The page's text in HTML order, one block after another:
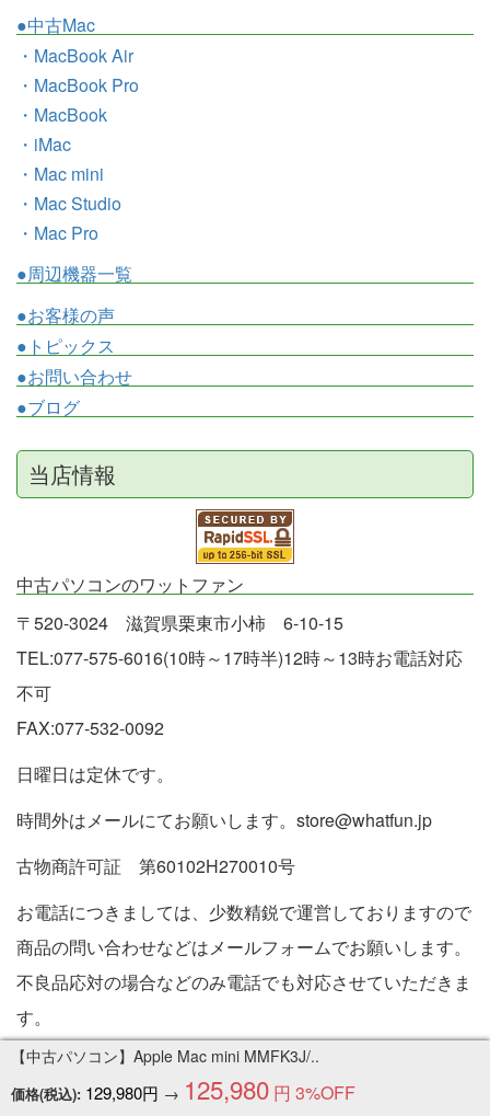
【中古パソコン】Apple Mac mini MMFK3J/..
価格(税込): 129,980円 → 125,980 円 3%OFF
●中古Mac
・MacBook Air
・MacBook Pro
・MacBook
・iMac
・Mac mini
・Mac Studio
・Mac Pro
●周辺機器一覧
●お客様の声
●トピックス
●お問い合わせ
●ブログ
当店情報
中古パソコンのワットファン
〒520-3024 滋賀県栗東市小柿 6-10-15
TEL:077-575-6016(10時～17時半)12時～13時お電話対応
不可
FAX:077-532-0092
日曜日は定休です。
時間外はメールにてお願いします。store@whatfun.jp
古物商許可証 第60102H270010号
お電話につきましては、少数精鋭で運営しておりますので
商品の問い合わせなどはメールフォームでお願いします。
不良品応対の場合などのみ電話でも対応させていただきま
す。
特定商取引法に基づく表記
Copyright © 2005-2026 中古パソコン通販専門店 | PC販売